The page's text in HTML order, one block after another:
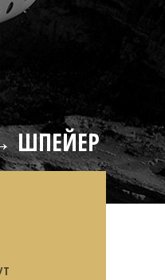
ШПЕЙЕР